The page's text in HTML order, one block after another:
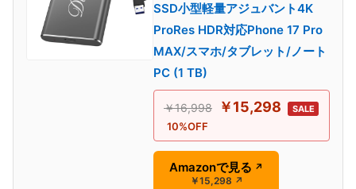
SSD小型軽量アジュバント4K
ProRes HDR対応Phone 17 Pro
MAX/スマホ/タブレット/ノート
PC (1 TB)
￥16,998 ￥15,298 SALE
10%OFF
Amazonで見る ↗
￥15,298 ↗